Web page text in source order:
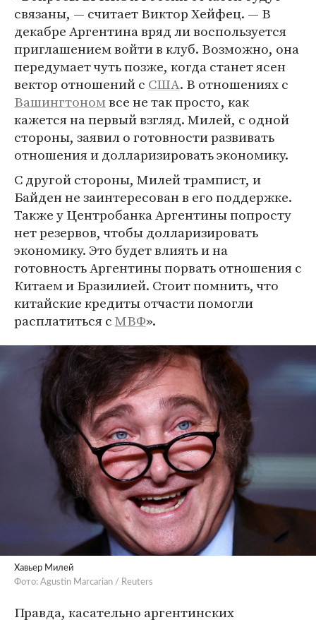
связаны, — считает Виктор Хейфец. — В
декабре Аргентина вряд ли воспользуется
приглашением войти в клуб. Возможно, она
передумает чуть позже, когда станет ясен
вектор отношений с США. В отношениях с
Вашингтономвсе не так просто, как
кажется на первый взгляд. Милей, с одной
стороны, заявил о готовности развивать
отношения и долларизировать экономику.
С другой стороны, Милей трампист, и
Байден не заинтересован в его поддержке.
Также у Центробанка Аргентины попросту
нет резервов, чтобы долларизировать
экономику. Это будет влиять и на
готовность Аргентины порвать отношения с
Китаем и Бразилией. Стоит помнить, что
китайские кредиты отчасти помогли
расплатиться сМВФ».
Хавьер Милей
Фото: Agustin Marcarian / Reuters
Правда, касательно аргентинских